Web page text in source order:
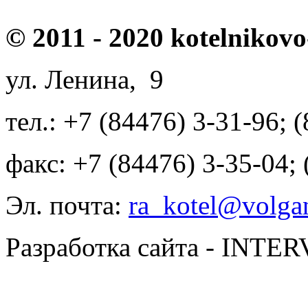
© 2011 - 2020
ул. Ленина, 9
тел.: +7 (84476) 3-31-96;
факс: +7 (84476) 3-35-04;
Эл. почта:
Разработка сайта -